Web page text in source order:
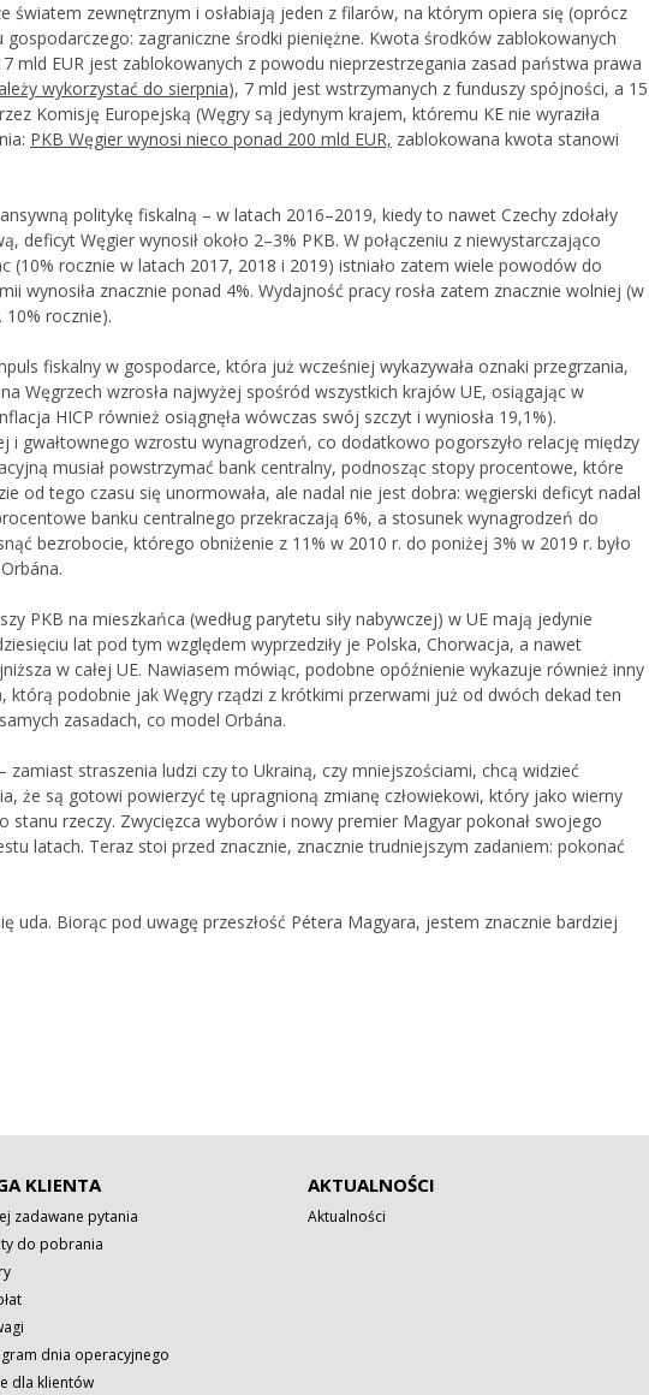
światem zewnętrznym i osłabiają jeden z filarów, na którym opiera się (oprócz
zagraniczne środki pieniężne. Kwota środków zablokowanych
mld EUR jest zablokowanych z powodu nieprzestrzegania zasad państwa prawa
wykorzystać do sierpnia), 7 mld jest wstrzymanych z funduszy spójności, a 15
Komisję Europejską (Węgry są jedynym krajem, któremu KE nie wyraziła
PKB Węgier wynosi nieco ponad 200 mld EUR, zablokowana kwota stanowi
politykę fiskalną – w latach 2016–2019, kiedy to nawet Czechy zdołały
Węgier wynosił około 2–3% PKB. W połączeniu z niewystarczająco
(10% rocznie w latach 2017, 2018 i 2019) istniało zatem wiele powodów do
wynosiła znacznie ponad 4%. Wydajność pracy rosła zatem znacznie wolniej (w
rocznie).
fiskalny w gospodarce, która już wcześniej wykazywała oznaki przegrzania,
Węgrzech wzrosła najwyżej spośród wszystkich krajów UE, osiągając w
HICP również osiągnęła wówczas swój szczyt i wyniosła 19,1%).
i gwałtownego wzrostu wynagrodzeń, co dodatkowo pogorszyło relację między
musiał powstrzymać bank centralny, podnosząc stopy procentowe, które
od tego czasu się unormowała, ale nadal nie jest dobra: węgierski deficyt nadal
banku centralnego przekraczają 6%, a stosunek wynagrodzeń do
bezrobocie, którego obniżenie z 11% w 2010 r. do poniżej 3% w 2019 r. było
PKB na mieszkańca (według parytetu siły nabywczej) w UE mają jedynie
lat pod tym względem wyprzedziły je Polska, Chorwacja, a nawet
w całej UE. Nawiasem mówiąc, podobne opóźnienie wykazuje również inny
którą podobnie jak Węgry rządzi z krótkimi przerwami już od dwóch dekad ten
zasadach, co model Orbána.
straszenia ludzi czy to Ukrainą, czy mniejszościami, chcą widzieć
że są gotowi powierzyć tę upragnioną zmianę człowiekowi, który jako wierny
stanu rzeczy. Zwycięzca wyborów i nowy premier Magyar pokonał swojego
latach. Teraz stoi przed znacznie, znacznie trudniejszym zadaniem: pokonać
Biorąc pod uwagę przeszłość Pétera Magyara, jestem znacznie bardziej
KLIENTA
zadawane pytania
do pobrania
dnia operacyjnego
dla klientów
AKTUALNOŚCI
Aktualności